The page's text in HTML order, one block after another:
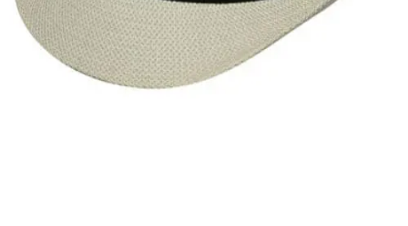
Quick View
Εξαντλημένο
ΑΝΔΡΙΚΑ
Τρυπητό καβουράκι Stamion